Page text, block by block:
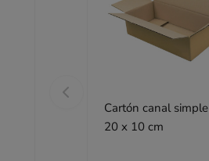
Cartón canal simple 40 x
20 x 10 cm